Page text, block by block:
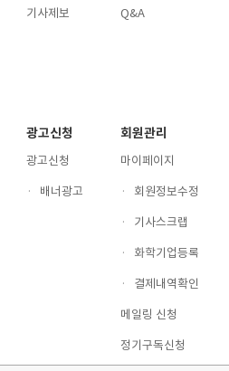
기사제보
Q&A
광고신청
광고신청
·
배너광고
회원관리
마이페이지
·
회원정보수정
·
기사스크랩
·
화학기업등록
·
결제내역확인
메일링 신청
정기구독신청